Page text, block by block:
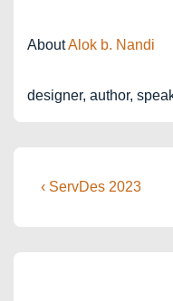
AboutAlok b. Nandi
designer, author,
Post
Previous
‹ ServDes 2023